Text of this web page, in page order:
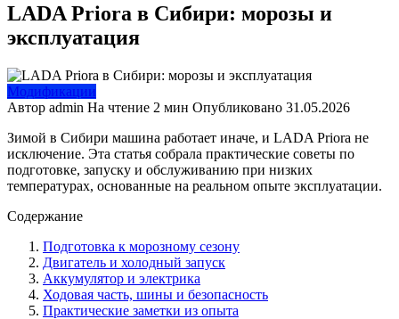
LADA Priora в Сибири: морозы и
эксплуатация
Модификации
Автор admin На чтение 2 мин Опубликовано 31.05.2026
Зимой в Сибири машина работает иначе, и LADA Priora не
исключение. Эта статья собрала практические советы по
подготовке, запуску и обслуживанию при низких
температурах, основанные на реальном опыте эксплуатации.
Содержание
Подготовка к морозному сезону
Двигатель и холодный запуск
Аккумулятор и электрика
Ходовая часть, шины и безопасность
Практические заметки из опыта